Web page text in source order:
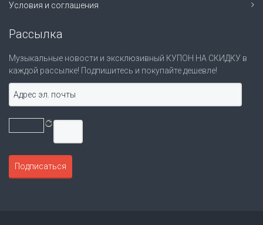
Условия и соглашения
Рассылка
Музыкальные новости и эксклюзивный КУПОН НА СКИДКУ в
каждой рассылке! Подпишитесь и покупайте дешевле!